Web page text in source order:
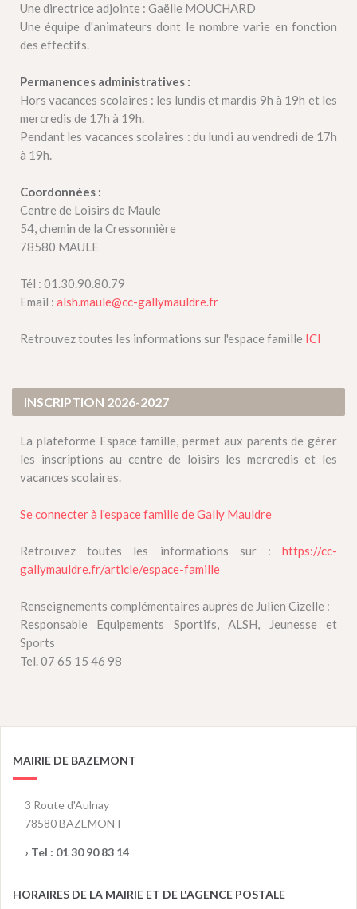
Une directrice adjointe : Gaëlle MOUCHARD
Une équipe d'animateurs dont le nombre varie en fonction
des effectifs.
Permanences administratives :
Hors vacances scolaires : les lundis et mardis 9h à 19h et les
mercredis de 17h à 19h.
Pendant les vacances scolaires : du lundi au vendredi de 17h
à 19h.
Coordonnées :
Centre de Loisirs de Maule
54, chemin de la Cressonnière
78580 MAULE
Tél : 01.30.90.80.79
Email : alsh.maule@cc-gallymauldre.fr
Retrouvez toutes les informations sur l'espace famille ICI
INSCRIPTION 2026-2027
La plateforme Espace famille, permet aux parents de gérer
les inscriptions au centre de loisirs les mercredis et les
vacances scolaires.
Se connecter à l'espace famille de Gally Mauldre
Retrouvez toutes les informations sur : https://cc-
gallymauldre.fr/article/espace-famille
Renseignements complémentaires auprès de Julien Cizelle :
Responsable Equipements Sportifs, ALSH, Jeunesse et
Sports
Tel. 07 65 15 46 98
MAIRIE DE BAZEMONT
3 Route d'Aulnay
78580 BAZEMONT
› Tel : 01 30 90 83 14
HORAIRES DE LA MAIRIE ET DE L'AGENCE POSTALE